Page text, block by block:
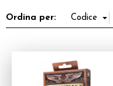
Ordina per: